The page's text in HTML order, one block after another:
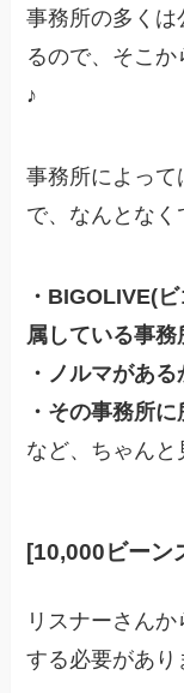
事務所の多く
るので、そこ
♪
事務所によっ
で、なんとなく
・BIGOLIVE(
属している事務
・ノルマがあ
・その事務所
など、ちゃんと
[10,000ビーン
リスナーさん
する必要があり